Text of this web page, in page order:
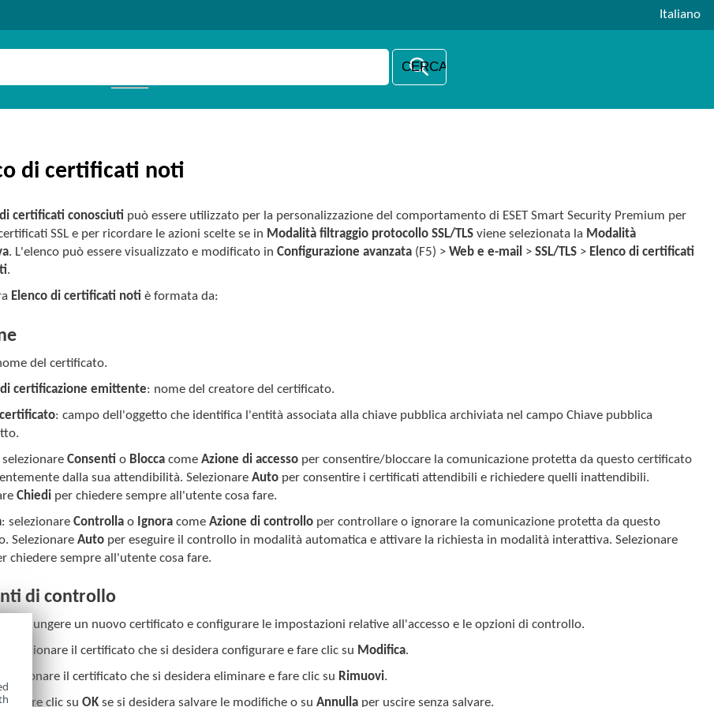
Italiano
di certificati noti
di certificati conosciuti può essere utilizzato per la personalizzazione del comportamento di ESET Smart Security Premium per
SSL e per ricordare le azioni scelte se in Modalità filtraggio protocollo SSL/TLS viene selezionata la Modalità
. L'elenco può essere visualizzato e modificato inConfigurazione avanzata (F5) >Web e e-mail >SSL/TLS > Elenco di certificati
.
Elenco di certificati noti è formata da:
del certificato.
certificazione emittente: nome del creatore del certificato.
: campo dell'oggetto che identifica l'entità associata alla chiave pubblica archiviata nel campo Chiave pubblica
selezionareConsenti o Blocca comeAzione di accesso per consentire/bloccare la comunicazione protetta da questo certificato
dalla sua attendibilità. SelezionareAuto per consentire i certificati attendibili e richiedere quelli inattendibili.
Chiedi per chiedere sempre all'utente cosa fare.
: selezionareControlla o Ignora comeAzione di controllo per controllare o ignorare la comunicazione protetta da questo
SelezionareAuto per eseguire il controllo in modalità automatica e attivare la richiesta in modalità interattiva. Selezionare
chiedere sempre all'utente cosa fare.
di controllo
– aggiungere un nuovo certificato e configurare le impostazioni relative all'accesso e le opzioni di controllo.
: selezionare il certificato che si desidera configurare e fare clic su Modifica.
selezionare il certificato che si desidera eliminare e fare clic su Rimuovi.
: fare clic suOK se si desidera salvare le modifiche o suAnnulla per uscire senza salvare.